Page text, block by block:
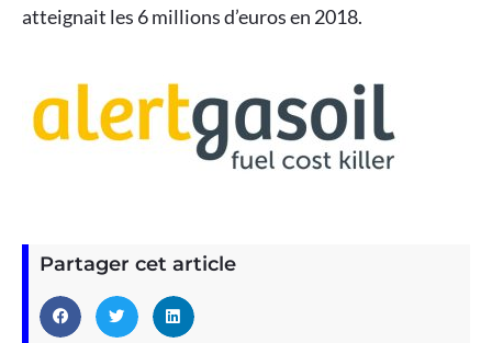
atteignait les 6 millions d’euros en 2018.
Partager cet article